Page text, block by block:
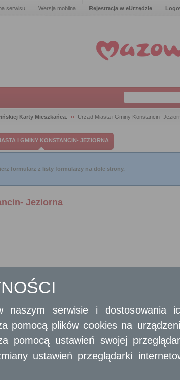
serwisu Wersja mobilna Rejestracja w eUrzędzie
Karty Mieszkańca. Urząd Miasta i Gminy Konstancin-
I GMINY KONSTANCIN- JEZIORNA
formularz z listy formularzy na dole strony.
Jeziorna
SZCZEGÓŁOWY USŁUGI
Karty Mieszkańca.
mieszkańcom gminy Konstancin-Jeziorna, rozliczającym
Aby ją otrzymać, należy złożyć wypełniony wniosek,
naszym serwisie i dostosowania
pomocą plików cookies na
pomocą ustawień swojej
ustawień przeglądarki